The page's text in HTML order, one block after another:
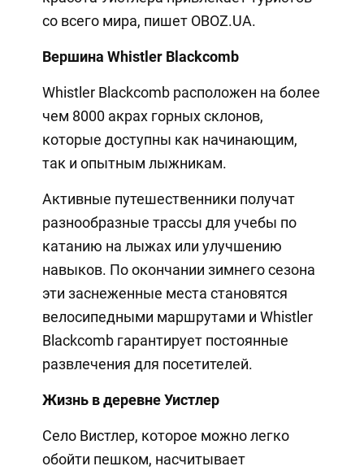
со всего мира, пишет OBOZ.UA.
Вершина Whistler Blackcomb
Whistler Blackcomb расположен на более
чем 8000 акрах горных склонов,
которые доступны как начинающим,
так и опытным лыжникам.
Активные путешественники получат
разнообразные трассы для учебы по
катанию на лыжах или улучшению
навыков. По окончании зимнего сезона
эти заснеженные места становятся
велосипедными маршрутами и Whistler
Blackcomb гарантирует постоянные
развлечения для посетителей.
Жизнь в деревне Уистлер
Село Вистлер, которое можно легко
обойти пешком, насчитывает